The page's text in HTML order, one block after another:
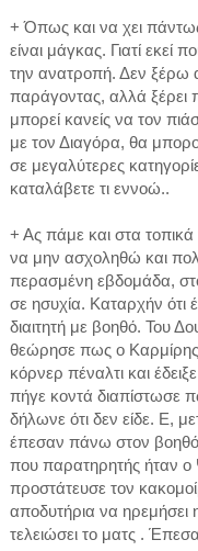
+ Όπως και να χει πάντως
είναι μάγκας. Γιατί εκεί
την ανατροπή. Δεν ξέρω
παράγοντας, αλλά ξέρει
μπορεί κανείς να τον
με τον Διαγόρα, θα
σε μεγαλύτερες
καταλάβετε τι εννοώ..
+ Ας πάμε και στα
να μην ασχοληθώ και
περασμένη εβδομάδα,
σε ησυχία. Καταρχήν ότι
διαιτητή με βοηθό. Του
θεώρησε πως ο Καρμίρης
κόρνερ πέναλτι και
πήγε κοντά διαπίστωσε
δήλωνε ότι δεν είδε. Ε,
έπεσαν πάνω στον βοηθό
που παρατηρητής ήταν ο
προστάτευσε τον
αποδυτήρια να ηρεμήσει
τελειώσει το ματς .